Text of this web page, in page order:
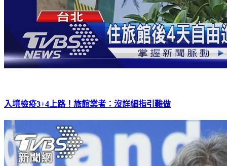
入境檢疫3+4上路！旅館業者：沒詳細指引難做